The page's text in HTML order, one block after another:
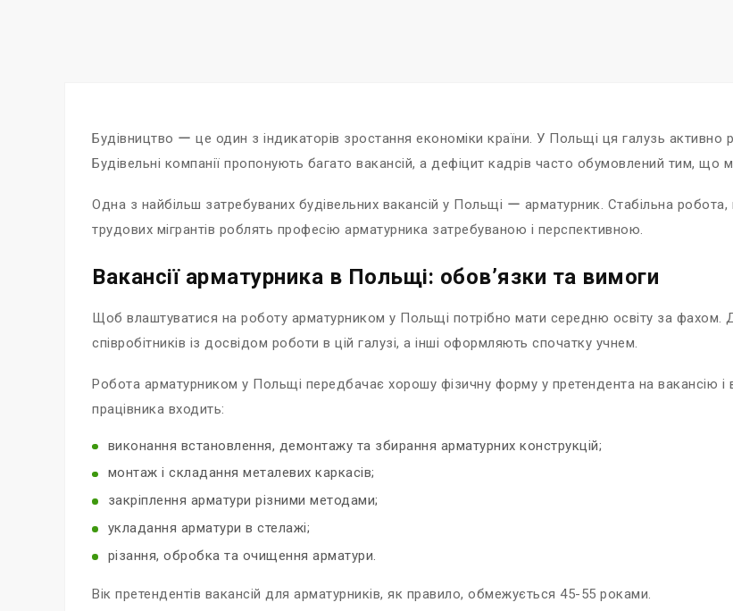
Будівництво ー це один з індикаторів зростання економіки країни. У Польщі ця галузь
Будівельні компанії пропонують багато вакансій, а дефіцит кадрів часто обумовлений тим, що
Одна з найбільш затребуваних будівельних вакансій у Польщі ー арматурник. Стабільна
трудових мігрантів роблять професію арматурника затребуваною і перспективною.
Вакансії арматурника в Польщі: обов’язки та вимоги
Щоб влаштуватися на роботу арматурником у Польщі потрібно мати середню освіту за фахом.
співробітників із досвідом роботи в цій галузі, а інші оформляють спочатку учнем.
Робота арматурником у Польщі передбачає хорошу фізичну форму у претендента на вакансію і
працівника входить:
виконання встановлення, демонтажу та збирання арматурних конструкцій;
монтаж і складання металевих каркасів;
закріплення арматури різними методами;
укладання арматури в стелажі;
різання, обробка та очищення арматури.
Вік претендентів вакансій для арматурників, як правило, обмежується 45-55 роками.